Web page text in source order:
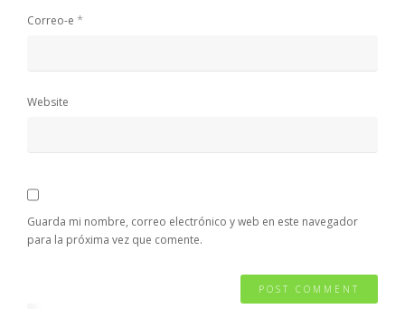
Correo-e *
Website
Guarda mi nombre, correo electrónico y web en este navegador
para la próxima vez que comente.